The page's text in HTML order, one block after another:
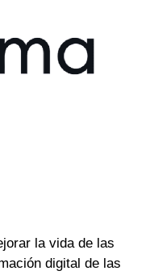
la vida de las
digital de las